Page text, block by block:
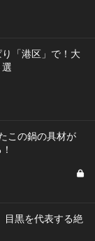
「港区」で！大
この鍋の具材が
目黒を代表する絶